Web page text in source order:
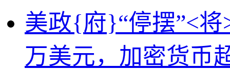
美政{府}“停摆”<
万美元，加密货币